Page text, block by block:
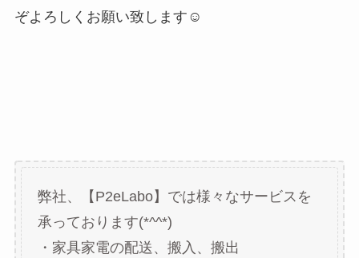
ぞよろしくお願い致します☺
弊社、【P2eLabo】では様々なサービスを
承っております(*^^*)
・家具家電の配送、搬入、搬出